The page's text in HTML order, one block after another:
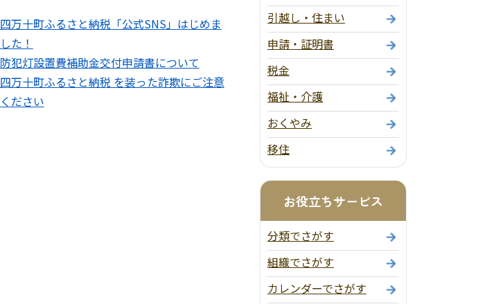
四万十町ふるさと納税「公式SNS」はじめま
した！
防犯灯設置費補助金交付申請書について
四万十町ふるさと納税 を装った詐欺にご注意
ください
引越し・住まい
申請・証明書
税金
福祉・介護
おくやみ
移住
お役立ちサービス
分類でさがす
組織でさがす
カレンダーでさがす